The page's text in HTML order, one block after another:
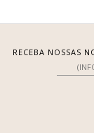
RECEBA NOSSAS